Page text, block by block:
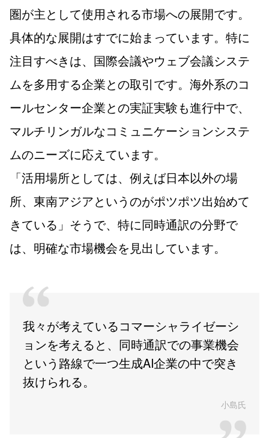
圏が主として使用される市場への展開です。
具体的な展開はすでに始まっています。特に
注目すべきは、国際会議やウェブ会議システ
ムを多用する企業との取引です。海外系のコ
ールセンター企業との実証実験も進行中で、
マルチリンガルなコミュニケーションシステ
ムのニーズに応えています。
「活用場所としては、例えば日本以外の場
所、東南アジアというのがポツポツ出始めて
きている」そうで、特に同時通訳の分野で
は、明確な市場機会を見出しています。
我々が考えているコマーシャライゼーシ
ョンを考えると、同時通訳での事業機会
という路線で一つ生成AI企業の中で突き
抜けられる。
小島氏